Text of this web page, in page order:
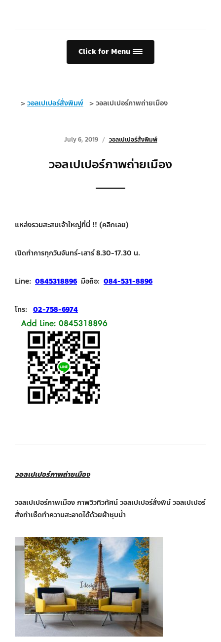
Click for Menu
>วอลเปเปอร์สั่งพิมพ์ >วอลเปเปอร์ภาพถ่ายเมือง
July 6, 2019 วอลเปเปอร์สั่งพิมพ์
วอลเปเปอร์ภาพถ่ายเมือง
แหล่งรวมสะสมเจ้าใหญ่ที่นี่ !! (คลิกเลย)
เปิดทำการทุกวันจันทร์-เสาร์ 8.30-17.30 น.
Line: 0845318896 มือถือ: 084-531-8896
โทร: 02-758-6974
วอลเปเปอร์ภาพถ่ายเมือง
วอลเปเปอร์ภาพเมือง ภาพวิวทิวทัศน์ วอลเปเปอร์สั่งพิม์ วอลเปเปอร์
สั่งทำเช็ดทำความสะอาดได้ด้วยผ้าชุบน้ำ